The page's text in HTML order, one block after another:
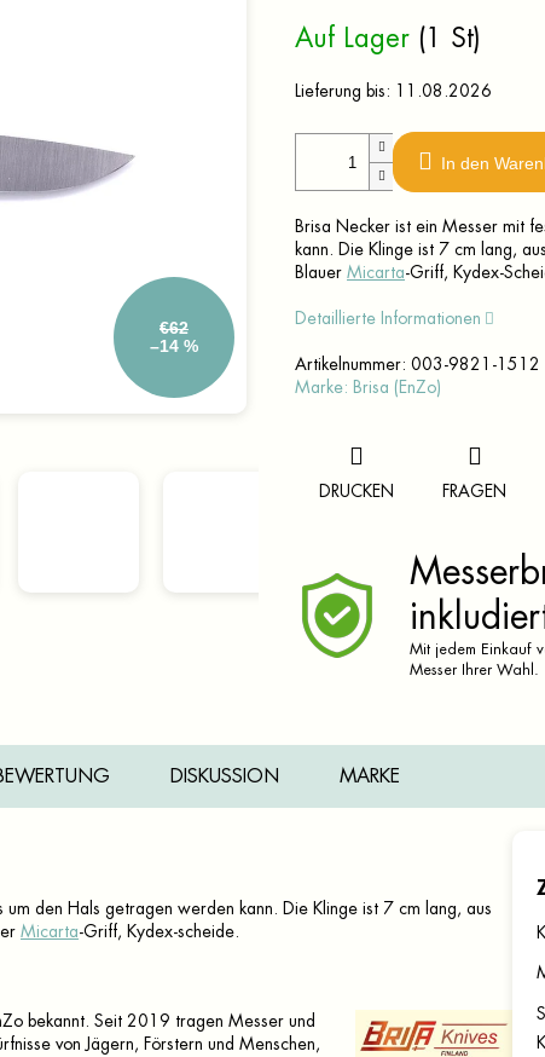
€62
–14 %
Auf Lager (1 St)
Lieferung bis: 11.08.2026
In den
Brisa Necker ist ein Messer mit
kann. Die Klinge ist 7 cm lang,
Blauer Micarta-Griff, Kydex-
Detaillierte Informationen
Artikelnummer: 003-9821-1512
Marke: Brisa (EnZo)
DRUCKEN FRAGEN
Mit jedem Einkauf
Messer Ihrer Wahl.
DISKUSSION MARKE
den Hals getragen werden kann. Die Klinge ist 7 cm lang, aus
Micarta-Griff, Kydex-scheide.
bekannt. Seit 2019 tragen Messer und
von Jägern, Förstern und Menschen,